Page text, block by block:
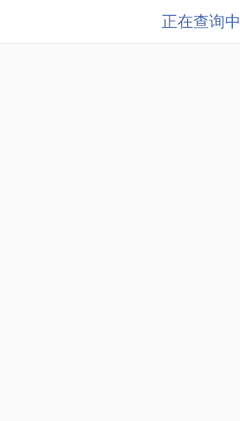
正在查询中